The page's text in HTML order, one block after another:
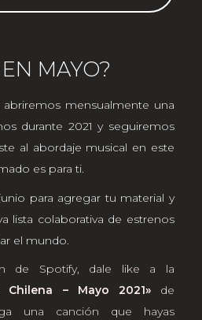
MAYO?
mensualmente una
durante 2021 y seguiremos
al abordaje musical en este
es para ti.
para agregar tu material y
lista colaborativa de estrenos
el mundo.
de Spotify, dale like a la
Chilena – Mayo 2021»
de
una canción que hayas